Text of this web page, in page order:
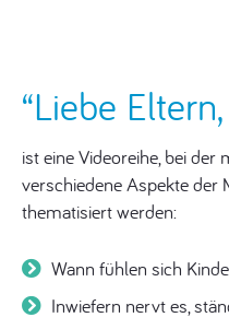
“Liebe
ist eine Videoreihe, bei
verschiedene Aspekte der
thematisiert werden:
Wann fühlen sich
Inwiefern nervt es,